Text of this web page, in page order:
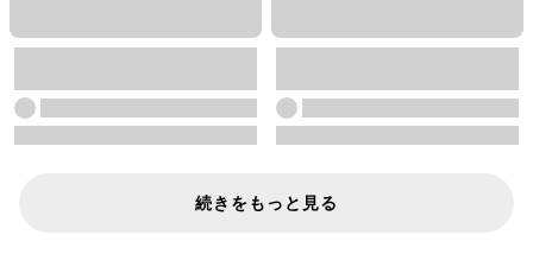
続きをもっと見る